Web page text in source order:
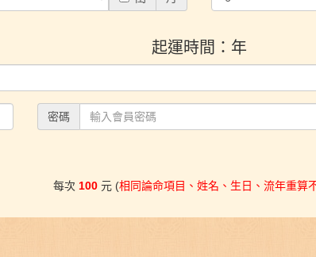
起運時間：年
密碼
每次 100 元 (相同論命項目、姓名、生日、流年重算